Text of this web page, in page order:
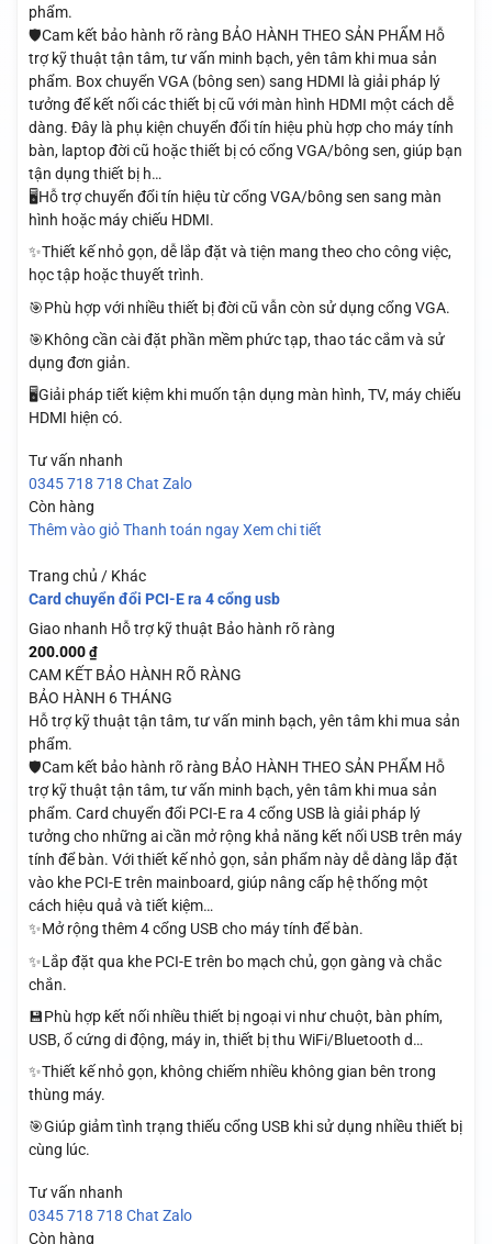
phẩm.
🛡️Cam kết bảo hành rõ ràng BẢO HÀNH THEO SẢN PHẨM Hỗ
trợ kỹ thuật tận tâm, tư vấn minh bạch, yên tâm khi mua sản
phẩm. Box chuyển VGA (bông sen) sang HDMI là giải pháp lý
tưởng để kết nối các thiết bị cũ với màn hình HDMI một cách dễ
dàng. Đây là phụ kiện chuyển đổi tín hiệu phù hợp cho máy tính
bàn, laptop đời cũ hoặc thiết bị có cổng VGA/bông sen, giúp bạn
tận dụng thiết bị h…
🖥️Hỗ trợ chuyển đổi tín hiệu từ cổng VGA/bông sen sang màn
hình hoặc máy chiếu HDMI.
✨Thiết kế nhỏ gọn, dễ lắp đặt và tiện mang theo cho công việc,
học tập hoặc thuyết trình.
🎯Phù hợp với nhiều thiết bị đời cũ vẫn còn sử dụng cổng VGA.
🎯Không cần cài đặt phần mềm phức tạp, thao tác cắm và sử
dụng đơn giản.
🖥️Giải pháp tiết kiệm khi muốn tận dụng màn hình, TV, máy chiếu
HDMI hiện có.
Tư vấn nhanh
0345 718 718 Chat Zalo
Còn hàng
Thêm vào giỏ Thanh toán ngay Xem chi tiết
Trang chủ / Khác
Card chuyển đổi PCI-E ra 4 cổng usb
Giao nhanh Hỗ trợ kỹ thuật Bảo hành rõ ràng
200.000 ₫
CAM KẾT BẢO HÀNH RÕ RÀNG
BẢO HÀNH 6 THÁNG
Hỗ trợ kỹ thuật tận tâm, tư vấn minh bạch, yên tâm khi mua sản
phẩm.
🛡️Cam kết bảo hành rõ ràng BẢO HÀNH THEO SẢN PHẨM Hỗ
trợ kỹ thuật tận tâm, tư vấn minh bạch, yên tâm khi mua sản
phẩm. Card chuyển đổi PCI-E ra 4 cổng USB là giải pháp lý
tưởng cho những ai cần mở rộng khả năng kết nối USB trên máy
tính để bàn. Với thiết kế nhỏ gọn, sản phẩm này dễ dàng lắp đặt
vào khe PCI-E trên mainboard, giúp nâng cấp hệ thống một
cách hiệu quả và tiết kiệm…
✨Mở rộng thêm 4 cổng USB cho máy tính để bàn.
✨Lắp đặt qua khe PCI-E trên bo mạch chủ, gọn gàng và chắc
chắn.
💾Phù hợp kết nối nhiều thiết bị ngoại vi như chuột, bàn phím,
USB, ổ cứng di động, máy in, thiết bị thu WiFi/Bluetooth d…
✨Thiết kế nhỏ gọn, không chiếm nhiều không gian bên trong
thùng máy.
🎯Giúp giảm tình trạng thiếu cổng USB khi sử dụng nhiều thiết bị
cùng lúc.
Tư vấn nhanh
0345 718 718 Chat Zalo
Còn hàng